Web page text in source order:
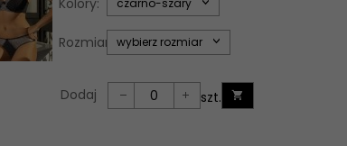
Kolory: czarno-szary
Rozmiary:options[35]
wybierz rozmiar
Dodaj szt.